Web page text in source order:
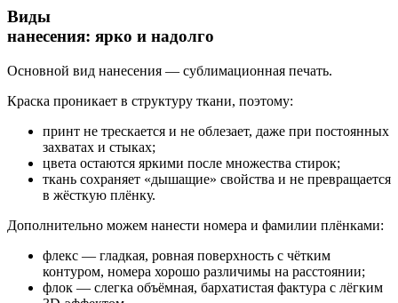
Виды
нанесения: ярко и надолго
Основной вид нанесения — сублимационная печать.
Краска проникает в структуру ткани, поэтому:
принт не трескается и не облезает, даже при постоянных
захватах и стыках;
цвета остаются яркими после множества стирок;
ткань сохраняет «дышащие» свойства и не превращается
в жёсткую плёнку.
Дополнительно можем нанести номера и фамилии плёнками:
флекс — гладкая, ровная поверхность с чётким
контуром, номера хорошо различимы на расстоянии;
флок — слегка объёмная, бархатистая фактура с лёгким